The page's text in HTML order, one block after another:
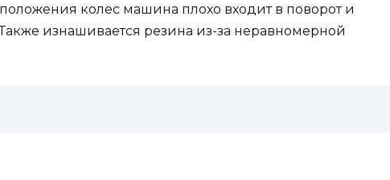
колес машина плохо входит в поворот и
изнашивается резина из-за неравномерной